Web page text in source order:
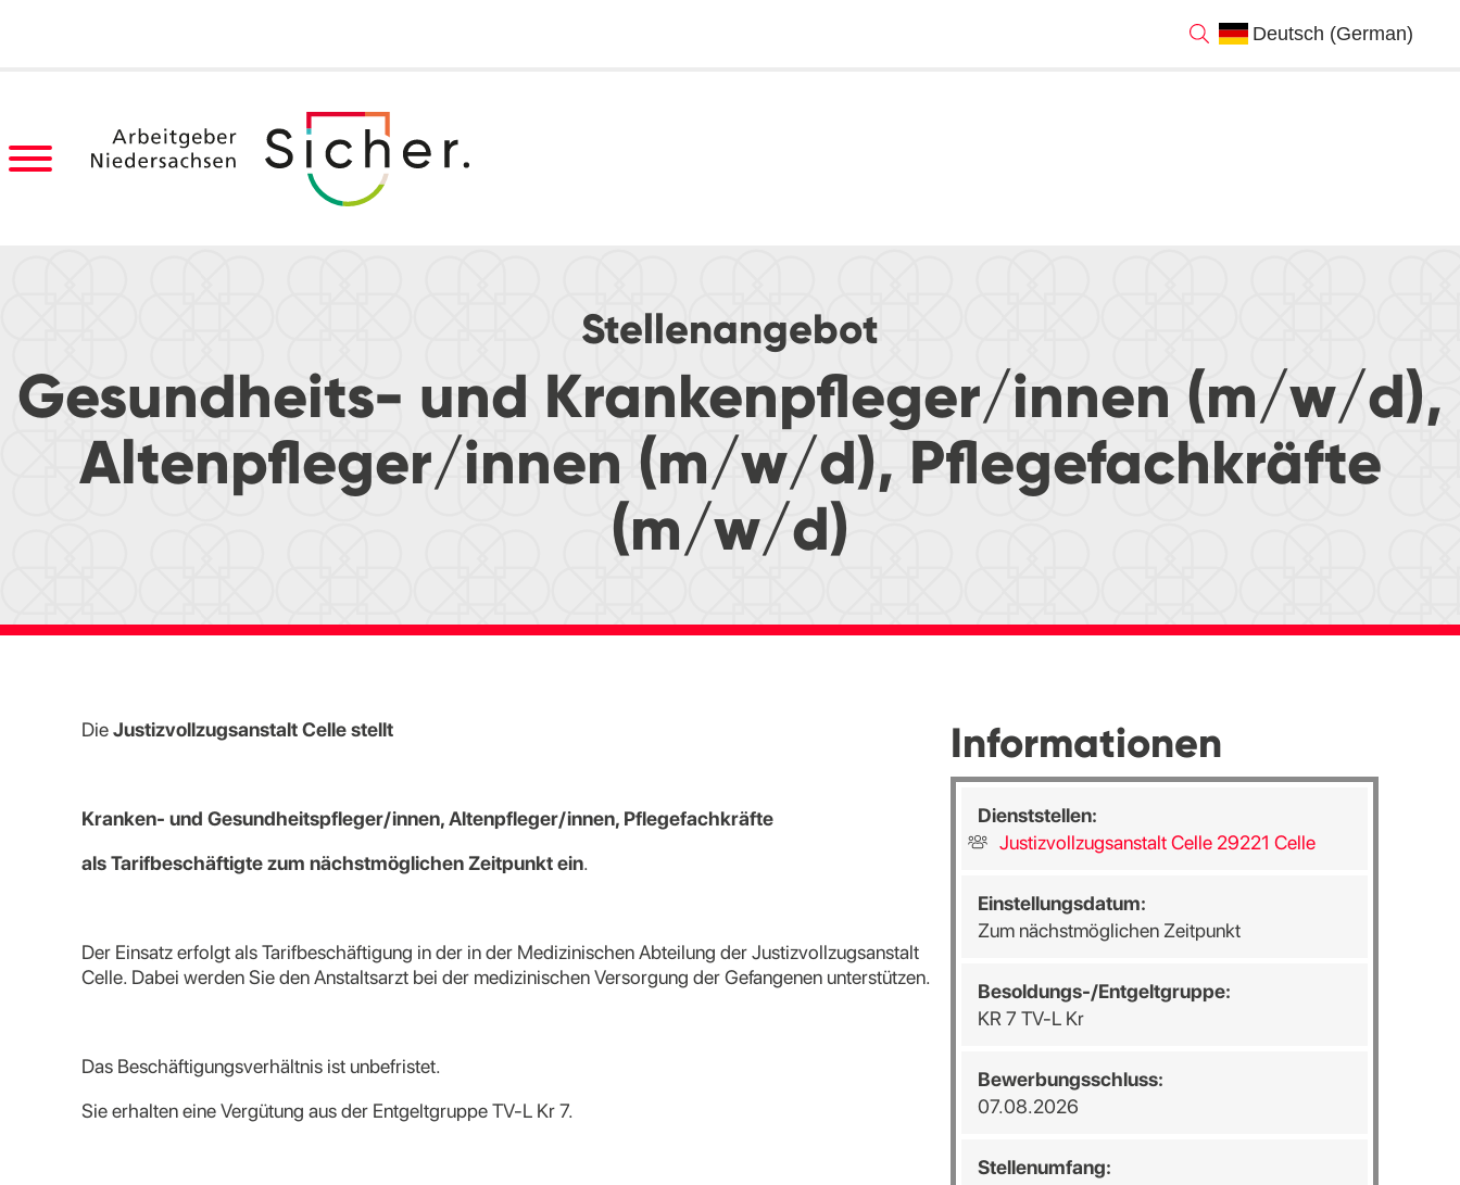
Stellenangebot
Gesundheits- und Krankenpfleger/innen (m/w/d),
Altenpfleger/innen (m/w/d), Pflegefachkräfte
(m/w/d)
DieJustizvollzugsanstalt Celle stellt
Kranken- und Gesundheitspfleger/innen, Altenpfleger/innen, Pflegefachkräfte
als Tarifbeschäftigte zum nächstmöglichen Zeitpunkt ein.
Der Einsatz erfolgt als Tarifbeschäftigung in der in der Medizinischen Abteilung der Justizvollzugsanstalt
Celle. Dabei werden Sie den Anstaltsarzt bei der medizinischen Versorgung der Gefangenen unterstützen.
Das Beschäftigungsverhältnis ist unbefristet.
Sie erhalten eine Vergütung aus der Entgeltgruppe TV-L Kr 7.
Informationen
Dienststellen:
Justizvollzugsanstalt Celle 29221 Celle
Einstellungsdatum:
Zum nächstmöglichen Zeitpunkt
Besoldungs-/Entgeltgruppe:
KR 7 TV-L Kr
Bewerbungsschluss:
07.08.2026
Stellenumfang: